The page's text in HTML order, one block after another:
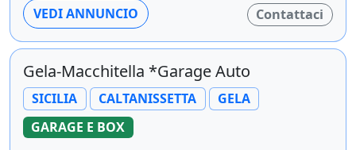
VEDI ANNUNCIO Contattaci
Gela-Macchitella *Garage Auto
SICILIA CALTANISSETTA
GELA
GARAGE E BOX